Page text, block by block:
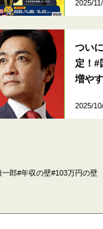
2025/
つい
定！#
増や
2025/
郎#年収の壁#103万円の壁